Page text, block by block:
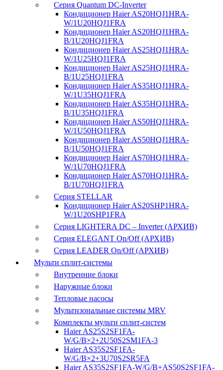
Серия Quantum DC-Inverter
Кондиционер Haier AS20HQJ1HRA-
W/1U20HQJ1FRA
Кондиционер Haier AS20HQJ1HRA-
B/1U20HQJ1FRA
Кондиционер Haier AS25HQJ1HRA-
W/1U25HQJ1FRA
Кондиционер Haier AS25HQJ1HRA-
B/1U25HQJ1FRA
Кондиционер Haier AS35HQJ1HRA-
W/1U35HQJ1FRA
Кондиционер Haier AS35HQJ1HRA-
B/1U35HQJ1FRA
Кондиционер Haier AS50HQJ1HRA-
W/1U50HQJ1FRA
Кондиционер Haier AS50HQJ1HRA-
B/1U50HQJ1FRA
Кондиционер Haier AS70HQJ1HRA-
W/1U70HQJ1FRA
Кондиционер Haier AS70HQJ1HRA-
B/1U70HQJ1FRA
Серия STELLAR
Кондиционер Haier AS20SHP1HRA-
W/1U20SHP1FRA
Серия LIGHTERA DC – Inverter (АРХИВ)
Серия ELEGANT On/Off (АРХИВ)
Серия LEADER On/Off (АРХИВ)
Мульти сплит-системы
Внутренние блоки
Наружные блоки
Тепловые насосы
Мультизональные системы MRV
Комплекты мульти сплит-систем
Haier AS25S2SF1FA-
W/G/B×2+2U50S2SM1FA-3
Haier AS35S2SF1FA-
W/G/B×2+3U70S2SR5FA
Haier AS35S2SF1FA-W/G/B+AS50S2SF1FA-